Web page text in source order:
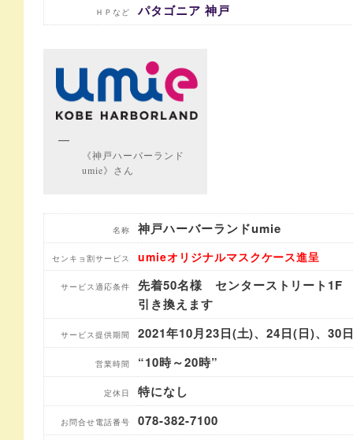
ＨＰなど パタゴニア 神戸
《神戸ハーバーランド
umie》さん
名称 神戸ハーバーランドumie
センキョ割サービス umieオリジナルマスクケース進呈
サービス適応条件
先着50名様 センターストリート1F
引き換えます
サービス提供期間 2021年10月23日(土)、24日(日)、30
営業時間 “10時～20時”
定休日 特になし
お問合せ電話番号 078-382-7100